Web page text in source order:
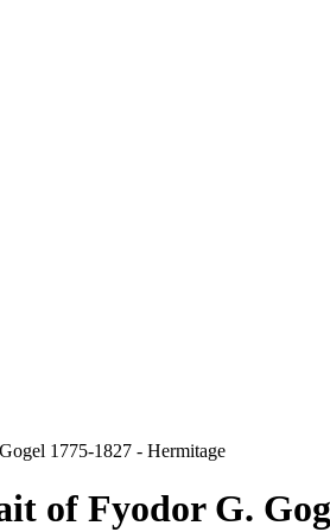
1775-1827 - Hermitage
of Fyodor G.